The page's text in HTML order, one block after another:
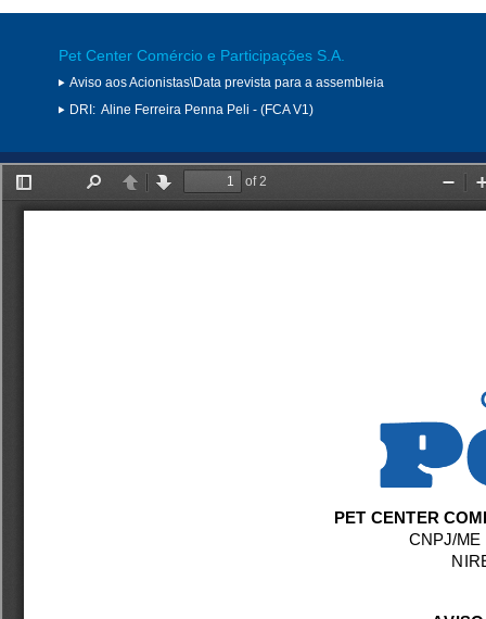
Pet Center Comércio e Participações S.A.
Aviso aos Acionistas\Data prevista para a assembleia
DRI: Aline Ferreira Penna Peli - (FCA V1)